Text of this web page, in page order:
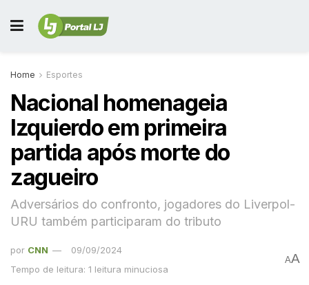
Home Esportes
Nacional homenageia
Izquierdo em primeira
partida após morte do
zagueiro
Adversários do confronto, jogadores do Liverpol-
URU também participaram do tributo
por CNN
09/09/2024
Tempo de leitura: 1 leitura minuciosa
AA